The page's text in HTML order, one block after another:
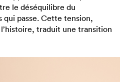
le déséquilibre du
passe. Cette tension,
traduit une transition